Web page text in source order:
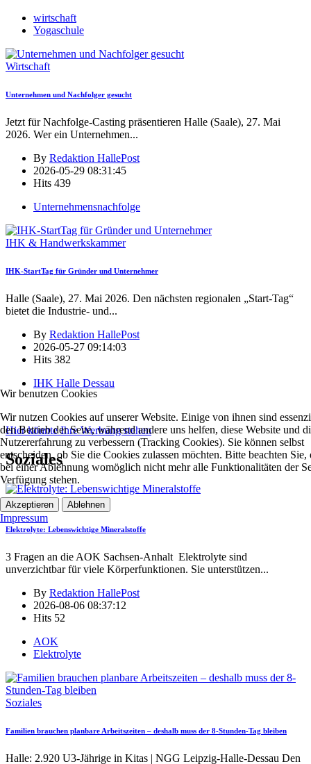
wirtschaft
Yogaschule
Wirtschaft
Unternehmen und Nachfolger gesucht
Jetzt für Nachfolge-Casting präsentieren Halle (Saale), 27. Mai
2026. Wer ein Unternehmen...
By Redaktion HallePost
2026-05-29 08:31:45
Hits 439
Unternehmensnachfolge
IHK & Handwerkskammer
IHK-StartTag für Gründer und Unternehmer
Halle (Saale), 27. Mai 2026. Den nächsten regionalen „Start-Tag“
bietet die Industrie- und...
By Redaktion HallePost
2026-05-27 09:14:03
Hits 382
IHK Halle Dessau
Hier könnte Ihre Werbung stehen
Soziales
Soziales
Elektrolyte: Lebenswichtige Mineralstoffe
3 Fragen an die AOK Sachsen-Anhalt Elektrolyte sind
unverzichtbar für viele Körperfunktionen. Sie unterstützen...
By Redaktion HallePost
2026-08-06 08:37:12
Hits 52
AOK
Elektrolyte
Soziales
Familien brauchen planbare Arbeitszeiten – deshalb muss der 8-Stunden-Tag bleiben
Halle: 2.920 U3-Jährige in Kitas | NGG Leipzig-Halle-Dessau Den
Wir benutzen Cookies
Wir nutzen Cookies auf unserer Website. Einige von ihnen sind
den Betrieb der Seite, während andere uns helfen, diese Website und
Nutzererfahrung zu verbessern (Tracking Cookies). Sie können selbst
entscheiden, ob Sie die Cookies zulassen möchten. Bitte beachten Sie,
bei einer Ablehnung womöglich nicht mehr alle Funktionalitäten der
Verfügung stehen.
Akzeptieren Ablehnen
Impressum